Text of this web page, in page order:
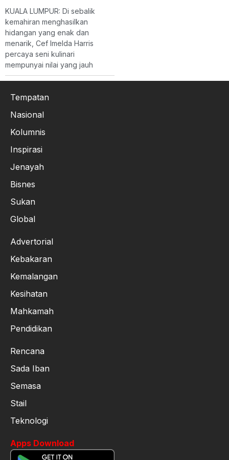
KUALA LUMPUR: Di sebalik
kemahiran menghasilkan
hidangan yang enak dan
menarik, Cef Imelda Harris
percaya seni kulinari
mempunyai nilai yang jauh
Tempatan
Nasional
Kolumnis
Inspirasi
Jenayah
Bisnes
Sukan
Global
Advertorial
Kebakaran
Kemalangan
Kesihatan
Mahkamah
Pendidikan
Rencana
Sada Iban
Semasa
Stail
Teknologi
Apps Download